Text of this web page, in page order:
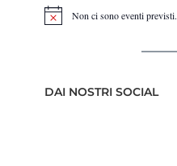
Notice Non ci sono eventi previsti.
DAI NOSTRI SOCIAL